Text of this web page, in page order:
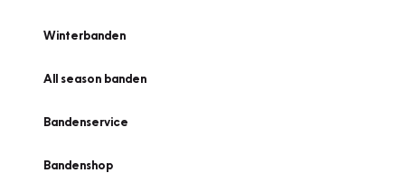
Winterbanden
All season banden
Bandenservice
Bandenshop